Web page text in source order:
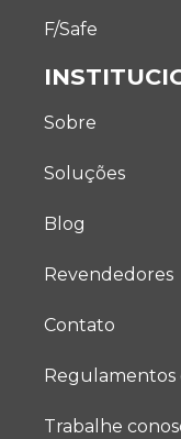
F/Safe
Sobre
Soluções
Blog
Revendedores
Contato
Regulamentos
Trabalhe